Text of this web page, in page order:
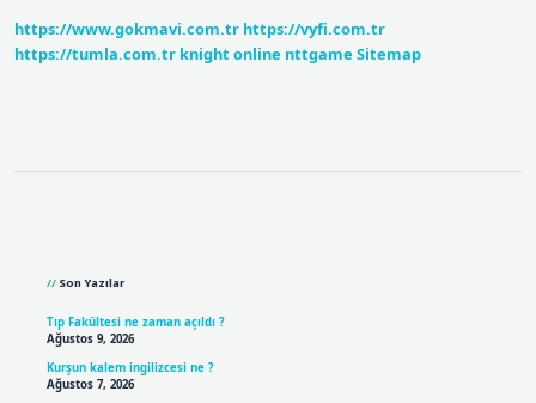
https://www.gokmavi.com.tr https://vyfi.com.tr
https://tumla.com.tr knight online nttgame Sitemap
Son Yazılar
Tıp Fakültesi ne zaman açıldı ?
Ağustos 9, 2026
Kurşun kalem ingilizcesi ne ?
Ağustos 7, 2026